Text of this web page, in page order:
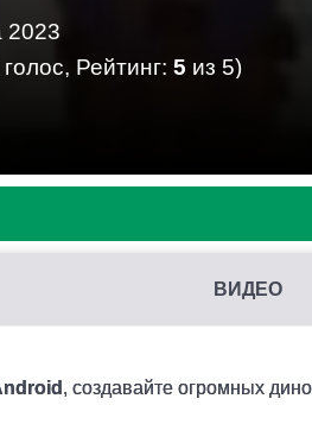
2023
голос, Рейтинг: 5 из 5)
ВИДЕО
, создавайте огромных
необходимый мод в меню.